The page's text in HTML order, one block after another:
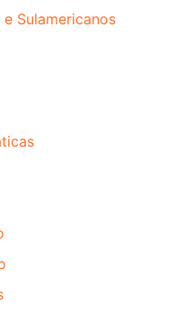
Sulamericanos